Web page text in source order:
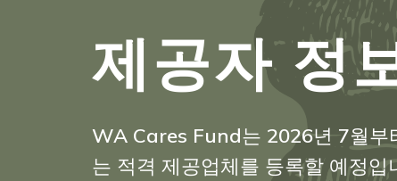
제공자 정
WA Cares Fund는 2026년 7월부
는 적격 제공업체를 등록할 예정입